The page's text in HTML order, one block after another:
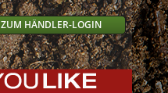
ZUM HÄNDLER-LOGIN